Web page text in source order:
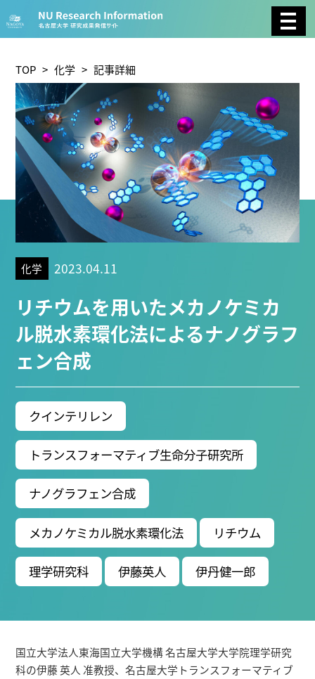
CATEGORY
環境学
総合理工 総合生物 複合領域
農学 化学 医歯薬学
工学 情報学 数物系科学
人文学
TAG
(177)
生命農学研究科 (116)
トランスフォーマティ
ブ生命分子研究所 (75)
環境学研究科 (67)
宇宙地球
環境研究所 (63)
未来材料・システム研究所 (61)
情
報学研究科 (47)
境医学研究所 (23)
進化 (23)
宇宙 (21)
創薬科学研究科 (20)
Research VIDEOS
Researchers' VOICE
Links
名古屋大学
TOP >化学 > 記事詳細
化学 2023.04.11
リチウムを用いたメカノケミカ
ル脱水素環化法によるナノグラフ
ェン合成
クインテリレン
トランスフォーマティブ生命分子研究所
ナノグラフェン合成
メカノケミカル脱水素環化法 リチウム
理学研究科 伊藤英人 伊丹健一郎
国立大学法人東海国立大学機構 名古屋大学大学院理学研究
科の伊藤 英人 准教授、名古屋大学トランスフォーマティブ